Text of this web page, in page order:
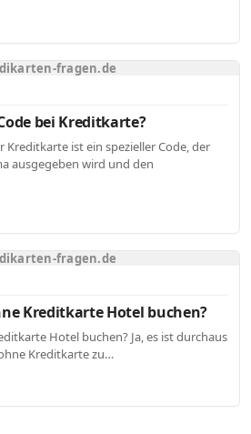
fragen.de
bei Kreditkarte?
Kreditkarte ist ein spezieller Code, der
ausgegeben wird und den
fragen.de
Kreditkarte Hotel buchen?
Hotel buchen? Ja, es ist durchaus
Kreditkarte zu…